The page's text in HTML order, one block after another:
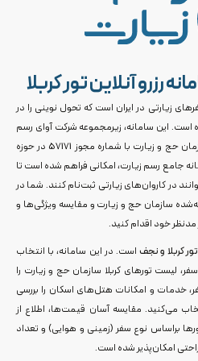
رزرو آنلاین تور کربلا
زیارتی در ایران است که تحول نوینی را در
است. این سامانه، زیرمجموعه شرکت آوای رسم
سفر است که به‌عنوان کارگزار رسمی سازمان حج و زیارت با شماره مجوز 57171 در حوزه
جامع رسم زیارت، امکانی فراهم شده است تا
در کاروان‌های زیارتی ثبت‌نام کنند. شما در
سازمان حج و زیارت و مقایسه ویژگی‌ها و
مدنظر خود اقدام کنید.
تور کربلا و نجفاست. در این سامانه، با انتخاب
لیست تور‌های کربلا سازمان حج و زیارت را
خدمات و امکانات هتل‌های اسکان را بررسی
می‌کنید. مقایسه آسان قیمت‌ها، اطلاع از
براساس نوع سفر (زمینی و هوایی) و تعداد
امکان‌پذیر شده است.